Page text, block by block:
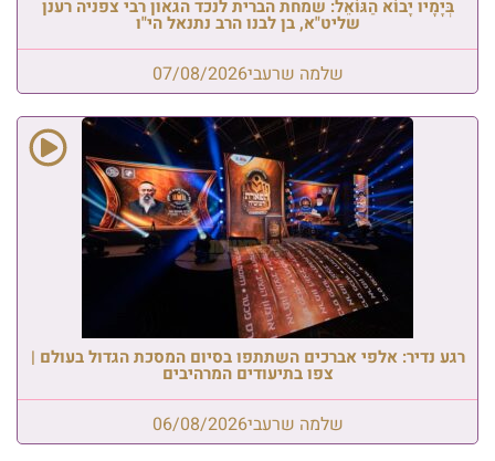
בְּיָמָיו יָבוֹא הַגּוֹאֵל: שמחת הברית לנכד הגאון רבי צפניה רענן
שליט"א, בן לבנו הרב נתנאל הי"ו
שלמה שרעבי07/08/2026
רגע נדיר: אלפי אברכים השתתפו בסיום המסכת הגדול בעולם |
צפו בתיעודים המרהיבים
שלמה שרעבי06/08/2026